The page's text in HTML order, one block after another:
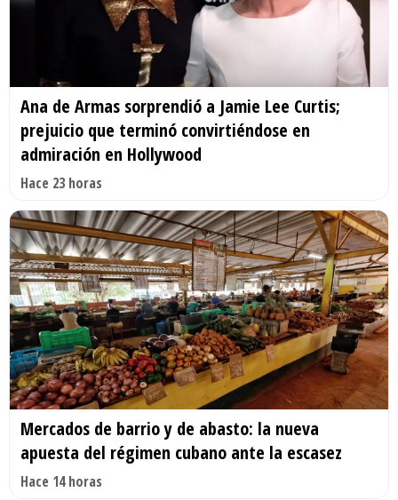
Ana de Armas sorprendió a Jamie Lee Curtis;
prejuicio que terminó convirtiéndose en
admiración en Hollywood
Hace 23 horas
Mercados de barrio y de abasto: la nueva
apuesta del régimen cubano ante la escasez
Hace 14 horas